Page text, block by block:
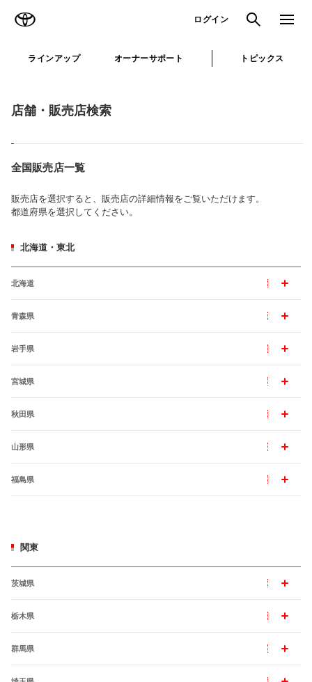
ログイン 検索 メニュ
ラインアップ オーナーサポート トピックス
店舗・販売店検索
全国販売店一覧
販売店を選択すると、販売店の詳細情報をご覧いただけます。
都道府県を選択してください。
北海道・東北
北海道
青森県
岩手県
宮城県
秋田県
山形県
福島県
関東
茨城県
栃木県
群馬県